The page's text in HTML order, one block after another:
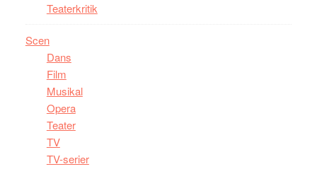
Teaterkritik
Scen
Dans
Film
Musikal
Opera
Teater
TV
TV-serier